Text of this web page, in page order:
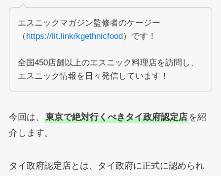
エスニックマガジン監修者のケージー
（https://lit.link/kgethnicfood）です！
全国450店舗以上のエスニック料理店を訪問し、
エスニック情報を日々発信しています！
今回は、 東京で絶対行くべきタイ政府認定店を紹
介します。
タイ政府認定店とは、タイ政府に正式に認められ